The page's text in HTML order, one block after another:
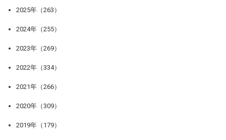
2025年（263）
2024年（255）
2023年（269）
2022年（334）
2021年（266）
2020年（309）
2019年（179）